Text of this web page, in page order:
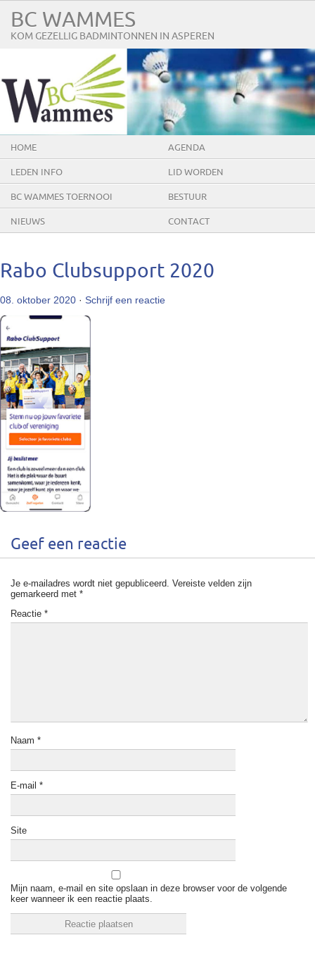
BC WAMMES
KOM GEZELLIG BADMINTONNEN IN ASPEREN
HOME AGENDA
LEDEN INFO LID WORDEN
BC WAMMES TOERNOOI BESTUUR
NIEUWS CONTACT
Rabo Clubsupport 2020
08. oktober 2020 · Schrijf een reactie
Geef een reactie
Je e-mailadres wordt niet gepubliceerd. Vereiste velden zijn
gemarkeerd met *
Reactie *
Naam *
E-mail *
Site
Mijn naam, e-mail en site opslaan in deze browser voor de volgende
keer wanneer ik een reactie plaats.